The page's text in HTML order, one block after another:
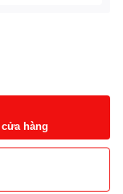
hàng